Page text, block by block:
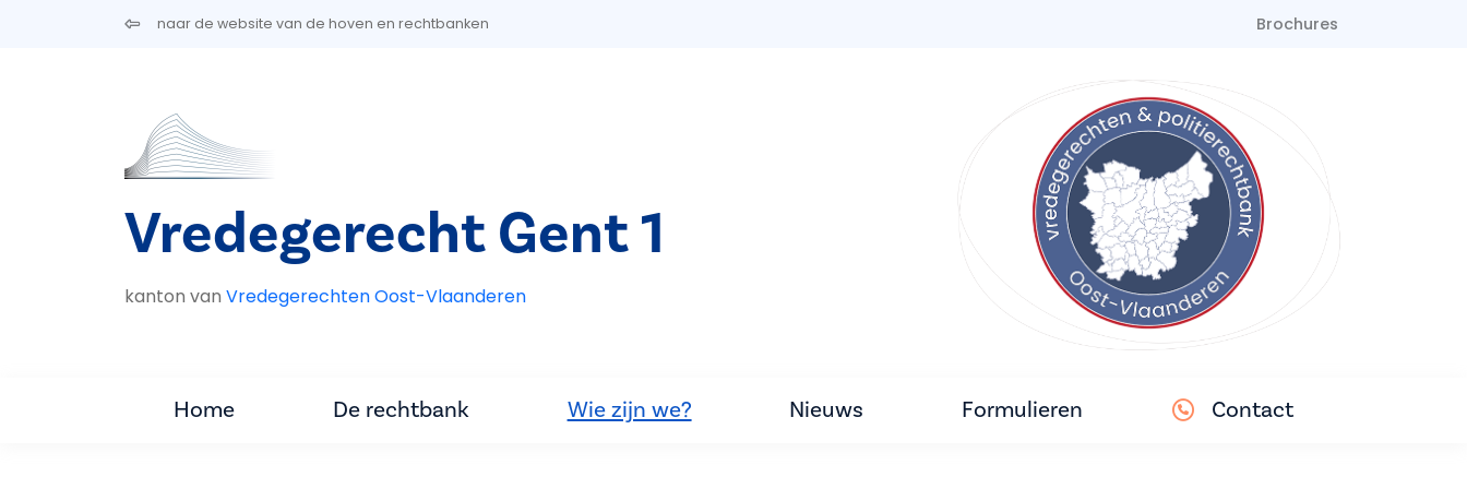
Overslaan en naar de inhoud gaannaar de website van de hoven en rechtbanken Brochures
Vredegerecht Gent 1
kanton van Vredegerechten Oost-Vlaanderen
Home De rechtbank Wie zijn we? Nieuws Formulieren Contact